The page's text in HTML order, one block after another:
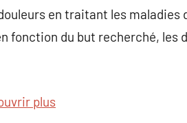
en traitant les maladies
fonction du but recherché,
plus